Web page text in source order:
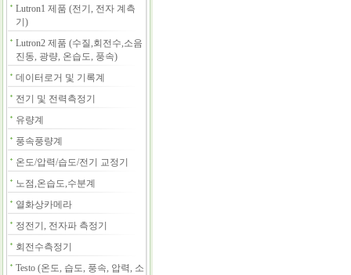
Lutron1 제품 (전기, 전자 계측
기)
Lutron2 제품 (수질,회전수,소음
진동, 광량, 온습도, 풍속)
데이터로거 및 기록계
전기 및 전력측정기
유량계
풍속풍량계
온도/압력/습도/전기 교정기
노점,온습도,수분계
열화상카메라
정전기, 전자파 측정기
회전수측정기
Testo (온도, 습도, 풍속, 압력, 소